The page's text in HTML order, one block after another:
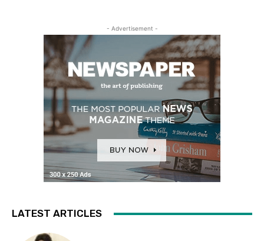
- Advertisement -
LATEST ARTICLES